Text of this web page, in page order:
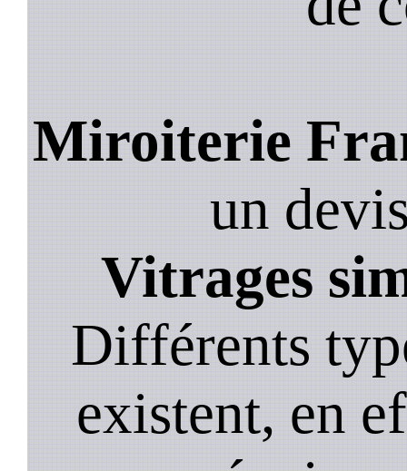
Miroiterie
un
Vitrages
Différents
existent, en